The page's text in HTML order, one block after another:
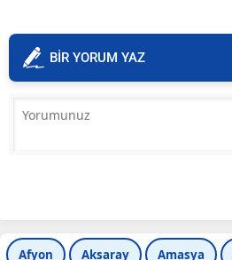
BİR YORUM YAZ
Afyon Aksaray Amasya